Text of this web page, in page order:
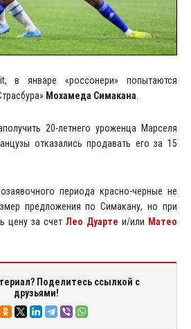
в январе «россонери» попытаются
Мохамеда Симакана
20-летнего уроженца Марселя
отказались продавать его за 15
периода красно-черные не
предложения по Симакану, но при
цену за счет Лео Дуарте и/или Матео
Поделитесь ссылкой с
друзьями!